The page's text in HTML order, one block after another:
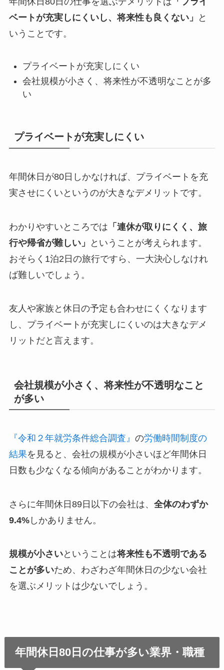
ベートが充実しにくいし、将来性も良くない」
と
いうことです。
プライベートが充実しにくい
会社規模が小さく、将来性が不透明なことが多
い
プライベートが充実しにくい
年間休日が80日しかなければ、プライベートを充
実させにくいというのが大きなデメリットです。
わかりやすいところでは 「連休が取りにくく、旅
行や帰省が難しい」
ということが考えられます。
おそらく1泊2日の旅行ですら、一大決心しなけれ
ば難しいでしょう。
友人や家族と休日の予定も合わせにくくなります
し、プライベートが充実しにくいのは大きなデメ
リットだと言えます。
会社規模が小さく、将来性が不透明なこと
が多い
『令和２年就労条件総合調査』 の労働時間制度の
結果を見ると、会社の規模が小さいほど年間休日
日数も少なくなる傾向があることがわかります。
さらに年間休日89日以下の会社は、 全体のわずか
9.4%しかありません。
規模が小さいということは将来性も不透明である
ことが多いため、わざわざ年間休日の少ない会社
を選ぶメリットは少ないでしょう。
年間休日80日の仕事が多い業界・職種